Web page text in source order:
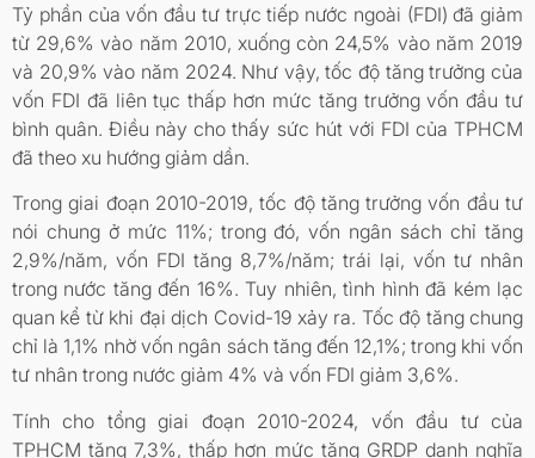
Tỷ phần của vốn đầu tư trực tiếp nước ngoài (FDI) đã giảm
từ 29,6% vào năm 2010, xuống còn 24,5% vào năm 2019
và 20,9% vào năm 2024. Như vậy, tốc độ tăng trưởng của
vốn FDI đã liên tục thấp hơn mức tăng trưởng vốn đầu tư
bình quân. Điều này cho thấy sức hút với FDI của TPHCM
đã theo xu hướng giảm dần.
Trong giai đoạn 2010-2019, tốc độ tăng trưởng vốn đầu tư
nói chung ở mức 11%; trong đó, vốn ngân sách chỉ tăng
2,9%/năm, vốn FDI tăng 8,7%/năm; trái lại, vốn tư nhân
trong nước tăng đến 16%. Tuy nhiên, tình hình đã kém lạc
quan kể từ khi đại dịch Covid-19 xảy ra. Tốc độ tăng chung
chỉ là 1,1% nhờ vốn ngân sách tăng đến 12,1%; trong khi vốn
tư nhân trong nước giảm 4% và vốn FDI giảm 3,6%.
Tính cho tổng giai đoạn 2010-2024, vốn đầu tư của
TPHCM tăng 7,3%, thấp hơn mức tăng GRDP danh nghĩa